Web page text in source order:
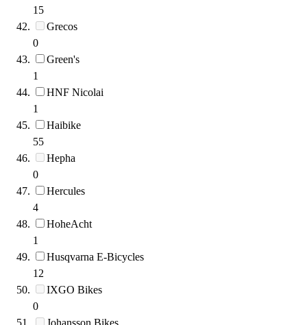
15
Grecos
0
Green's
1
HNF Nicolai
1
Haibike
55
Hepha
0
Hercules
4
HoheAcht
1
Husqvarna E-Bicycles
12
IXGO Bikes
0
Johansson Bikes